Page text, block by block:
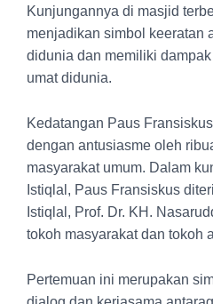
Kunjungannya di masjid
menjadikan simbol keeratan
didunia dan memiliki
umat didunia.
Kedatangan Paus
dengan antusiasme oleh
masyarakat umum. Dalam
Istiqlal, Paus Fransiskus
Istiqlal, Prof. Dr. KH.
tokoh masyarakat dan tokoh
Pertemuan ini merupakan